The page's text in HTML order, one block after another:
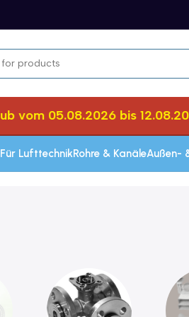
05.08.2026 bis 12.08.2026.
LufttechnikRohre & KanäleAußen-